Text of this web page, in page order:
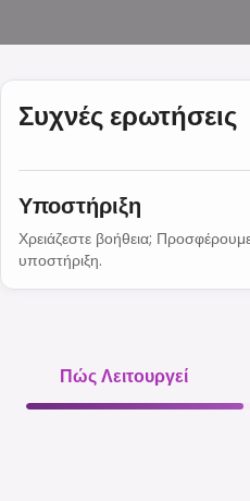
Συχνές ερωτήσεις
Υποστήριξη
Χρειάζεστε βοήθεια;
υποστήριξη.
Πώς Λειτουργεί